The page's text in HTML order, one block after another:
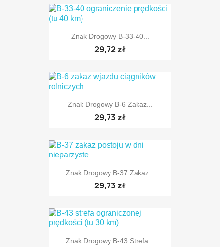
TYLKO ONLINE
Znak Drogowy B-33-40...
29,72 zł
Znak Drogowy B-6 Zakaz...
29,73 zł
TYLKO ONLINE
Znak Drogowy B-37 Zakaz...
29,73 zł
Znak Drogowy B-43 Strefa...